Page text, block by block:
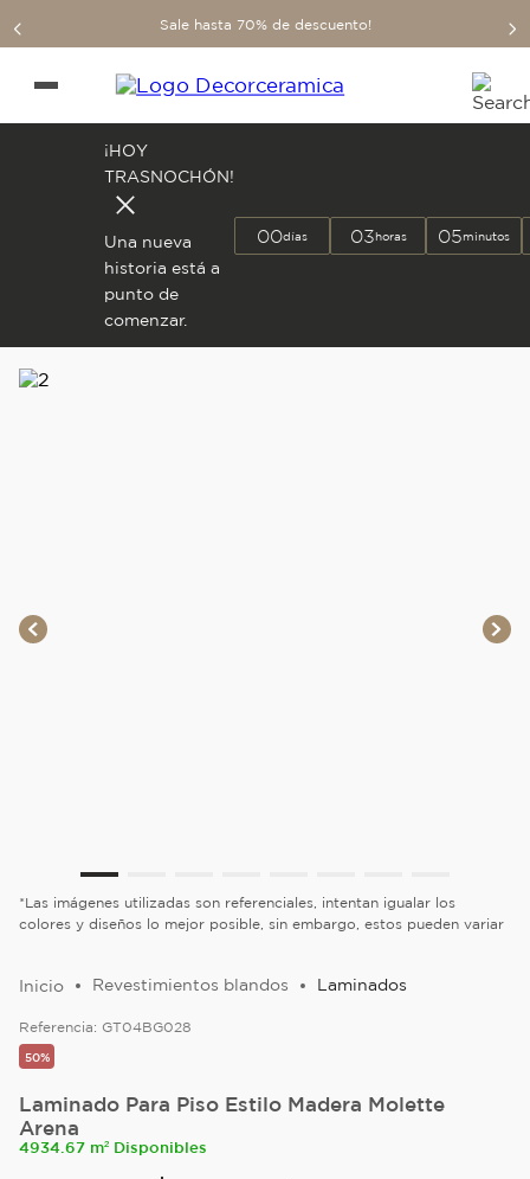
Sale hasta 70% de descuento!
¡HOY
TRASNOCHÓN!
Una nueva
historia está a
punto de
comenzar.
00días 03horas 05minutos
*Las imágenes utilizadas son referenciales, intentan igualar los
colores y diseños lo mejor posible, sin embargo, estos pueden variar
Revestimientos blandos Laminados
Referencia: GT04BG028
50%
Laminado Para Piso Estilo Madera Molette
Arena
4934.67 m² Disponibles